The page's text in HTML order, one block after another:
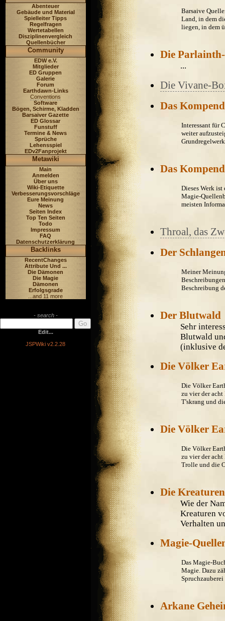
Abenteuer
Gebäude und Material
Spielleiter Tipps
Regelfragen
Wertetabellen
Disziplinenvergleich
Quellenbücher
Community
EDW e.V.
Mitglieder
ED Gruppen
Galerie
Forum
Earthdawn-Links
Conventions
Software
Bögen, Schirme, Kladden
Barsaiver Gazette
ED Glossar
Funstuff
Termine & News
Sprüche
Lehensspiel
EDv2Fanprojekt
Metawiki
Main
Anmelden
Über uns
Wiki-Etiquette
Verbesserungsvorschläge
Eure Meinung
News
Seiten Index
Top Ten Seiten
Todo
Impressum
FAQ
Datenschutzerklärung
Backlinks
RecentChanges
Attribute Und ...
Die Dämonen
Die Magie
Dämonen
Erfolgsgrade
...and 11 more
- search -
Edit...
JSPWiki v2.2.28
Barsaive
Land, in dem
liegen, in dem
Die
...
Die Vivane-
Das
Interessant für
weiter
Das
Dieses Werk ist
Magie-
meisten
Throal, das
Der
Meiner
Beschreibung
Der Blutwald
Sehr
Blutwald
(inklusive
Die Völker
Die Völker
zu vier der acht
T'skrang und
Die Völker
Die Völker
zu vier der acht
Trolle und die
Die
Wie der
Kreaturen
Verhalten
Magie-
Das Magie-
Magie. Dazu
Arkane